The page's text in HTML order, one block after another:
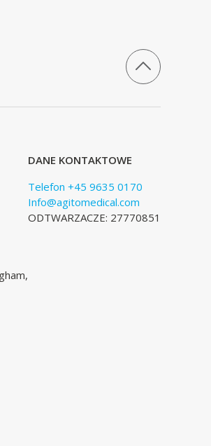
DANE KONTAKTOWE
Telefon +45 9635 0170
Info@agitomedical.com
ODTWARZACZE: 27770851